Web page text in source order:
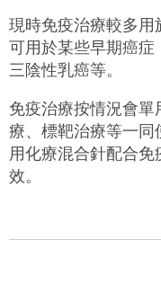
現時免疫治療較多
可用於某些早期癌症
三陰性乳癌等。
免疫治療按情況會
療、標靶治療等一
用化療混合針配合
效。